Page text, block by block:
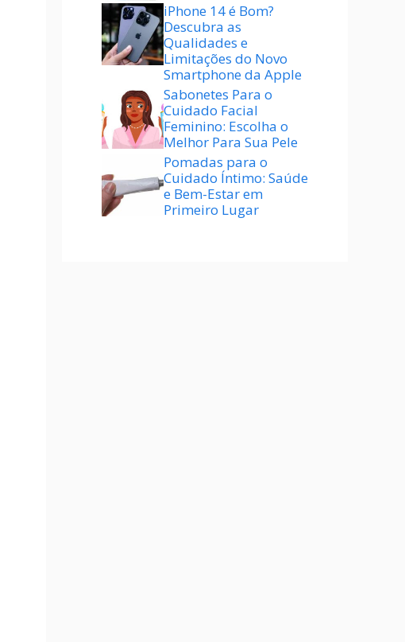
iPhone 14 é Bom?
Descubra as
Qualidades e
Limitações do Novo
Smartphone da Apple
Sabonetes Para o
Cuidado Facial
Feminino: Escolha o
Melhor Para Sua Pele
Pomadas para o
Cuidado Íntimo: Saúde
e Bem-Estar em
Primeiro Lugar